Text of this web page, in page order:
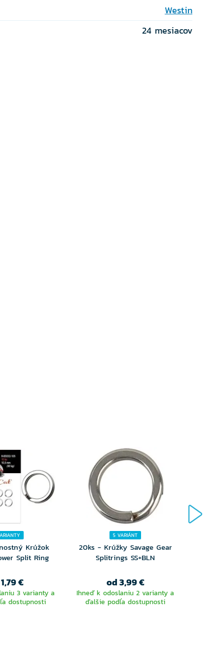
Westin
24 mesiacov
Krúžok
Split Ring
€
3 varianty a
dostupnosti
5 VARIÁNT
20ks - Krúžky Savage Gear
Splitrings SS+BLN
od 3,99 €
Ihneď k odoslaniu 2 varianty a
ďalšie podľa dostupnosti